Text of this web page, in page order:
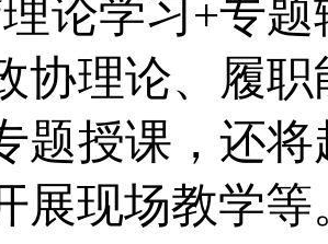
论学习+专
协理论、履
题授课，还
展现场教学